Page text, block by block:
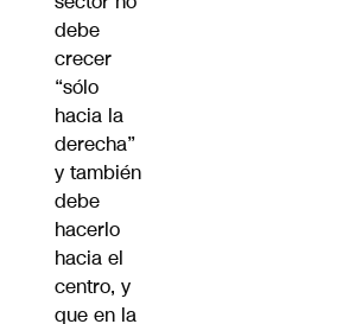
debe
crecer
“sólo
hacia la
derecha”
y también
debe
hacerlo
hacia el
centro, y
que en la